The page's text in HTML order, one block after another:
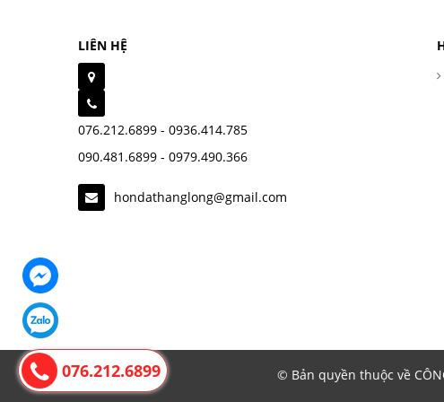
LIÊN HỆ
076.212.6899 - 0936.414.785
090.481.6899 - 0979.490.366
hondathanglong@gmail.com
© Bản quyền thuộc về
076.212.6899